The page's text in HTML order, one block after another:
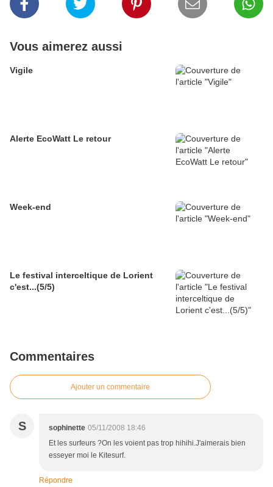
Vous aimerez aussi
Vigile
Alerte EcoWatt Le retour
Week-end
Le festival interceltique de Lorient
c'est...(5/5)
Commentaires
Ajouter un commentaire
S sophinette 05/11/2008 18:46
Et les surfeurs ?On les voient pas trop hihihi.J'aimerais bien
esseyer moi le Kitesurf.
Répondre